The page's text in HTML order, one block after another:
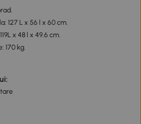
127 L x 56 l x 60 cm.
x 48 l x 49.6 cm.
170 kg.